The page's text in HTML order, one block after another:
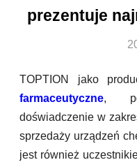
prezentuje
TOPTION jako
farmaceutyczne,
doświadczenie w
sprzedaży urządzeń
jest również